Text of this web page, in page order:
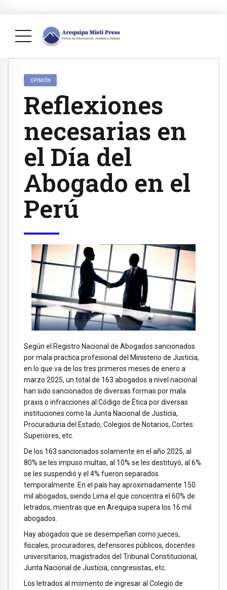
OPINIÓN
Reflexiones
necesarias en
el Día del
Abogado en el
Perú
Según el Registro Nacional de Abogados sancionados
por mala practica profesional del Ministerio de Justicia,
en lo que va de los tres primeros meses de enero a
marzo 2025, un total de 163 abogados a nivel nacional
han sido sancionados de diversas formas por mala
praxis o infracciones al Código de Ética por diversas
instituciones como la Junta Nacional de Justicia,
Procuraduría del Estado, Colegios de Notarios, Cortes
Superiores, etc.
De los 163 sancionados solamente en el año 2025, al
80% se les impuso multas, al 10% se les destituyó, al 6%
se les suspendió y el 4% fueron separados
temporalmente. En el país hay aproximadamente 150
mil abogados, siendo Lima el que concentra el 60% de
letrados, mientras que en Arequipa supera los 16 mil
abogados.
Hay abogados que se desempeñan como jueces,
fiscales, procuradores, defensores públicos, docentes
universitarios, magistrados del Tribunal Constitucional,
Junta Nacional de Justicia, congresistas, etc.
Los letrados al momento de ingresar al Colegio de